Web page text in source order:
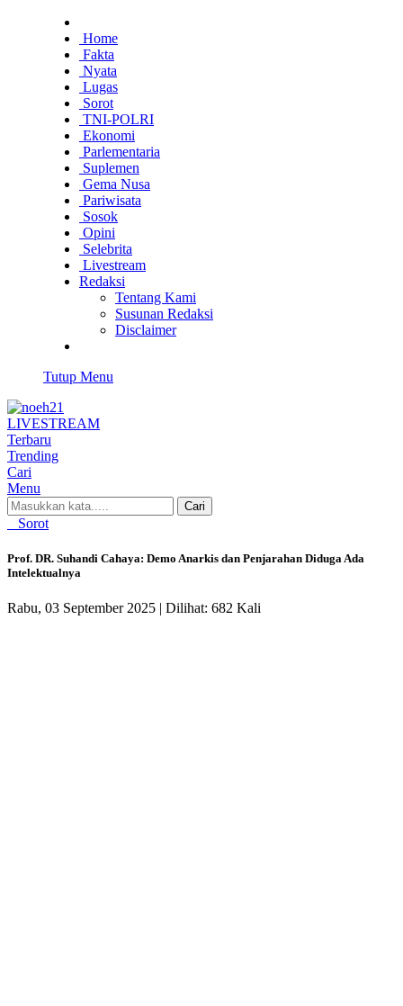
Home
Fakta
Nyata
Lugas
Sorot
TNI-POLRI
Ekonomi
Parlementaria
Suplemen
Gema Nusa
Pariwisata
Sosok
Opini
Selebrita
Livestream
Redaksi
Tentang Kami
Susunan Redaksi
Disclaimer
Tutup Menu
LIVESTREAM
Terbaru
Trending
Cari
Menu
Cari
Sorot
Prof. DR. Suhandi Cahaya: Demo Anarkis dan Penjarahan Diduga Ada
Intelektualnya
Rabu, 03 September 2025 | Dilihat: 682 Kali